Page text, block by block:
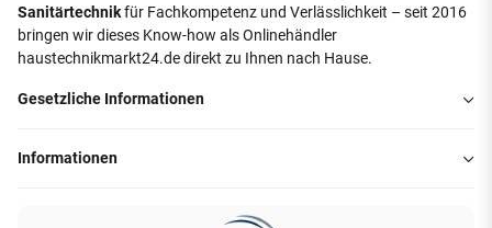
Sanitärtechnikfür Fachkompetenz und Verlässlichkeit – seit 2016
bringen wir dieses Know-how als Onlinehändler
haustechnikmarkt24.de direkt zu Ihnen nach Hause.
Gesetzliche Informationen
Informationen